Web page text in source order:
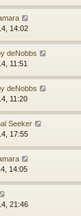
14:02
deNobbs
11:51
deNobbs
11:20
Seeker
17:55
14:05
21:46